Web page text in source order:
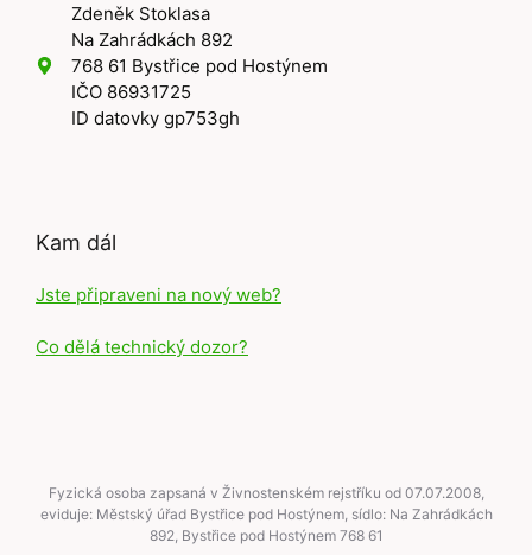
Zdeněk Stoklasa
Na Zahrádkách 892
768 61 Bystřice pod Hostýnem
IČO 86931725
ID datovky gp753gh
Kam dál
Jste připraveni na nový web?
Co dělá technický dozor?
Fyzická osoba zapsaná v Živnostenském rejstříku od 07.07.2008,
eviduje: Městský úřad Bystřice pod Hostýnem, sídlo: Na Zahrádkách
892, Bystřice pod Hostýnem 768 61